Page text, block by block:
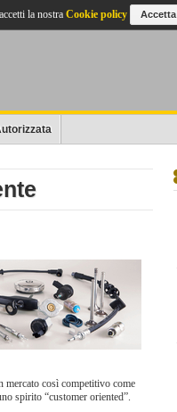
mercato così competitivo come
spirito “customer oriented”.
la nostra Cookie policy Accetta